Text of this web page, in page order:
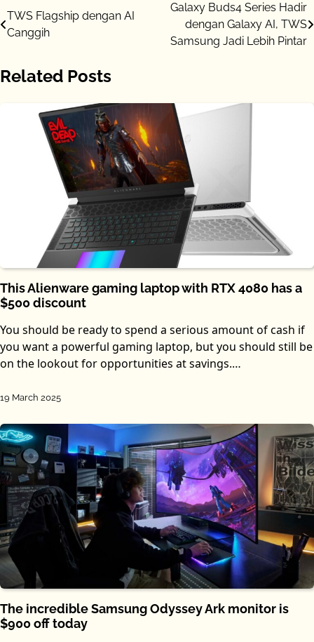
Post
navigation
TWS Flagship dengan AI
Canggih
Galaxy Buds4 Series Hadir
dengan Galaxy AI, TWS
Samsung Jadi Lebih Pintar
Related Posts
This Alienware gaming laptop with RTX 4080 has a
$500 discount
You should be ready to spend a serious amount of cash if
you want a powerful gaming laptop, but you should still be
on the lookout for opportunities at savings.…
19 March 2025
The incredible Samsung Odyssey Ark monitor is
$900 off today